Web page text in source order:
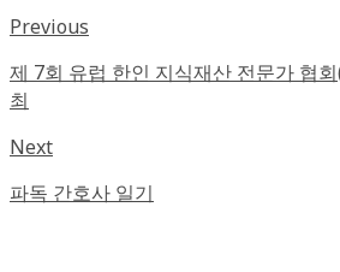
Previous
제 7회 유럽 한인 지식재산 전문가 협
최
Next
파독 간호사 일기